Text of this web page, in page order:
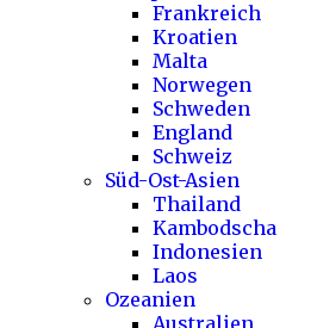
Frankreich
Kroatien
Malta
Norwegen
Schweden
England
Schweiz
Süd-Ost-Asien
Thailand
Kambodscha
Indonesien
Laos
Ozeanien